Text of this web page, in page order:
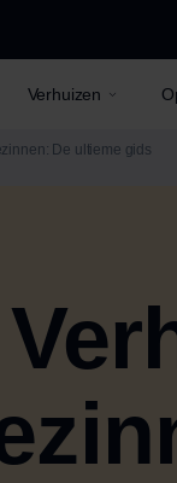
Verhuizen
De ultieme gids